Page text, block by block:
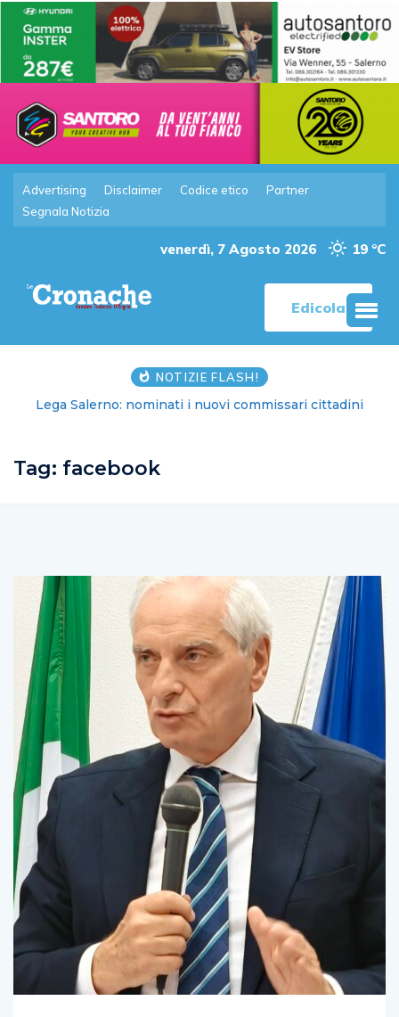
Advertising Disclaimer Codice etico
Partner
Segnala Notizia
venerdì, 7 Agosto 2026 19 °C
Edicola
NOTIZIE FLASH!
Lega Salerno: nominati i nuovi commissari cittadini
Tag: facebook